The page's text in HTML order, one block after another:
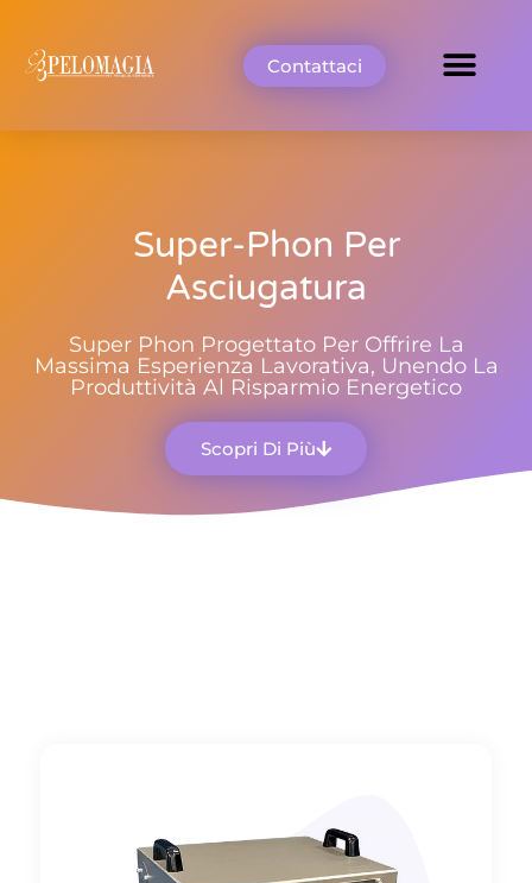
Contattaci
Super-Phon Per
Asciugatura
Super Phon Progettato Per Offrire La
Massima Esperienza Lavorativa, Unendo La
Produttività Al Risparmio Energetico
Scopri Di Più